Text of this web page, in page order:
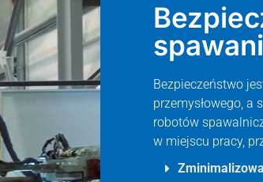
Bezpieczeństwo
przemysłowego,
robotów
w miejscu pracy,